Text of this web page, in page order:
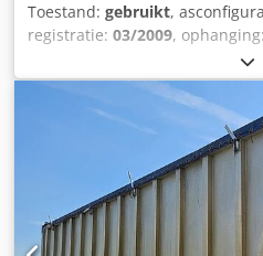
Toestand: gebruikt,
registratie: 03/2009, ophanging:
,
Bandenmaat: 385/65 R22.5
Trommelremmen Ophanging:
Profiel links: 12 mm; Profiel
Profiel links: 12 mm; Profiel
velgen; Gestuurd; Profiel links:
Gewichten Leeggewicht:
Laadvermogen: 28.620 kg
38.000 kg Toestand Schade: